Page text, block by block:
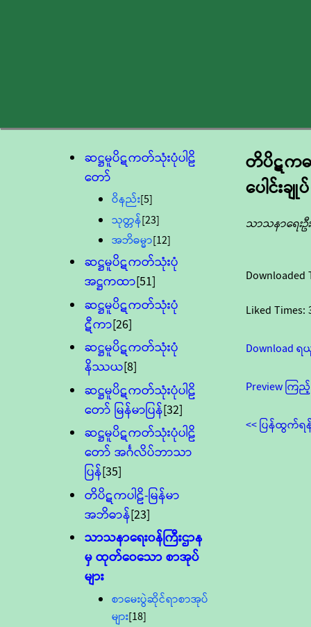
ဆဋ္ဌမူပိဋကတ်သုံးပုံပါဠိ
တော်
ဝိနည်း[5]
သုတ္တန်[23]
အဘိဓမ္မာ[12]
ဆဋ္ဌမူပိဋကတ်သုံးပုံ
အဋ္ဌကထာ[51]
ဆဋ္ဌမူပိဋကတ်သုံးပုံ
ဋီကာ[26]
ဆဋ္ဌမူပိဋကတ်သုံးပုံ
နိဿယ[8]
ဆဋ္ဌမူပိဋကတ်သုံးပုံပါဠိ
တော် မြန်မာပြန်[32]
ဆဋ္ဌမူပိဋကတ်သုံးပုံပါဠိ
တော် အင်္ဂလိပ်ဘာသာ
ပြန်[35]
တိပိဋကပါဠိ-မြန်မာ
အဘိဓာန်[23]
သာသနာရေး၀န်ကြီးဌာန
မှ ထုတ်ဝေသော စာအုပ်
များ
စာမေးပွဲဆိုင်ရာစာအုပ်
များ[18]
တိပိဋကဓ
ပေါင်းခ
သာသနာရေးဦ
Downloaded
Liked Times:
Download
Preview ကြ
<< ပြန်ထွက်ရ